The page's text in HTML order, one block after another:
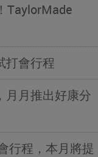
TaylorMade
打會行程
月月推出好康分
行程，本月將提